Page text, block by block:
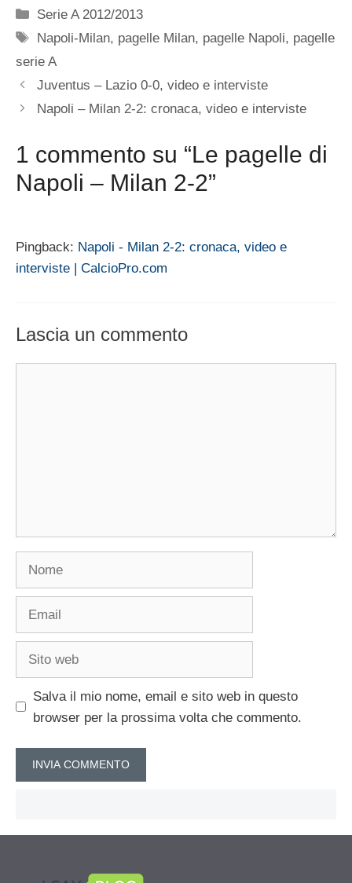
Categorie
Serie A 2012/2013
Tag
Napoli-Milan, pagelle Milan, pagelle Napoli, pagelle
serie A
Juventus – Lazio 0-0, video e interviste
Napoli – Milan 2-2: cronaca, video e interviste
1 commento su “Le pagelle di
Napoli – Milan 2-2”
Pingback: Napoli - Milan 2-2: cronaca, video e
interviste | CalcioPro.com
Lascia un commento
Salva il mio nome, email e sito web in questo
browser per la prossima volta che commento.